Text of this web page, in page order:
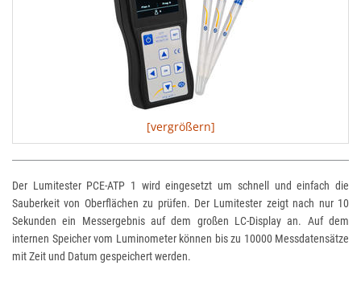
[vergrößern]
Der Lumitester PCE-ATP 1 wird eingesetzt um schnell und einfach die
Sauberkeit von Oberflächen zu prüfen. Der Lumitester zeigt nach nur 10
Sekunden ein Messergebnis auf dem großen LC-Display an. Auf dem
internen Speicher vom Luminometer können bis zu 10000 Messdatensätze
mit Zeit und Datum gespeichert werden.